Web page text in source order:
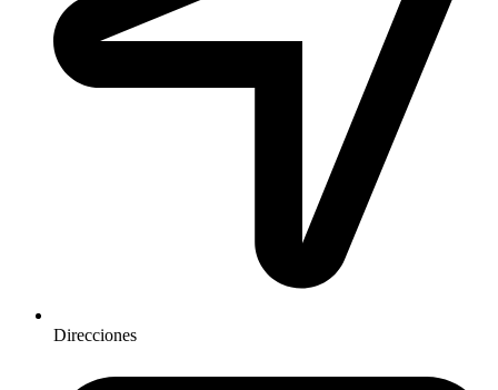
Direcciones